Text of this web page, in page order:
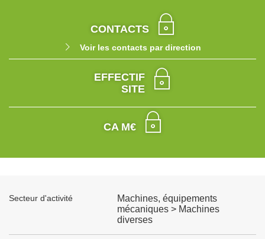
CONTACTS
Voir les contacts par direction
EFFECTIF
SITE
CA M€
Secteur d'activité
Machines, équipements
mécaniques > Machines
diverses